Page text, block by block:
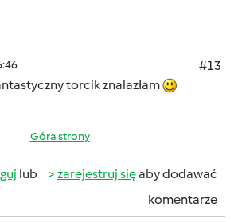
#13
torcik znalazłam
Góra strony
lub zarejestruj sięaby dodawać
komentarze